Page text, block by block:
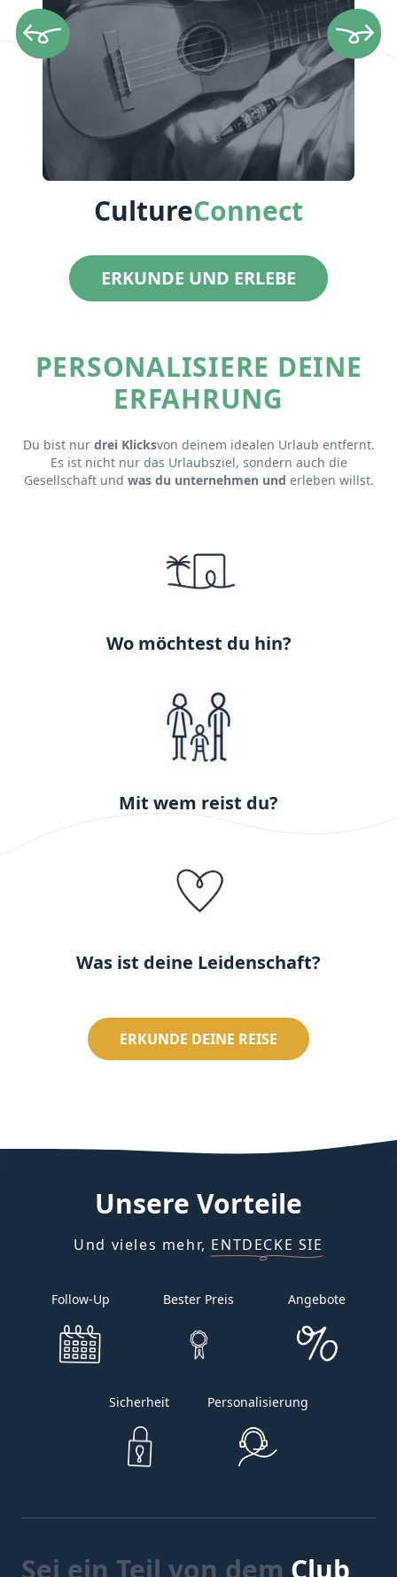
CultureConnect
ERKUNDE UND ERLEBE
PERSONALISIERE DEINE
ERFAHRUNG
Du bist nur drei Klicksvon deinem idealen Urlaub entfernt.
Es ist nicht nur das Urlaubsziel, sondern auch die
Gesellschaft und was du unternehmen und erleben willst.
Wo möchtest du hin?
Mit wem reist du?
Was ist deine Leidenschaft?
ERKUNDE DEINE REISE
Unsere Vorteile
Und vieles mehr, ENTDECKE SIE
Follow-Up Bester Preis Angebote
Sicherheit Personalisierung
Sei ein Teil von dem Club